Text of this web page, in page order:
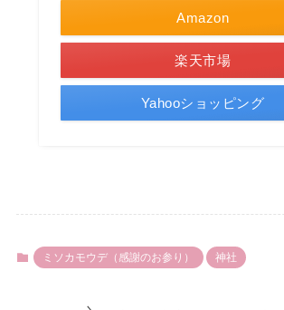
Amazon
楽天市場
Yahooショッピング
ミソカモウデ（感謝のお参り） 神社